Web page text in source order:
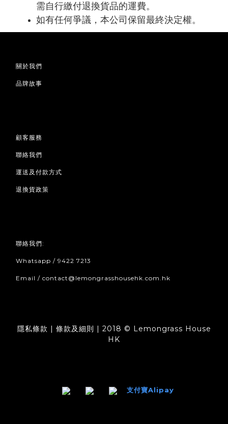
需自行繳付退換貨品的運費。
如有任何爭議，本公司保留最終決定權。
關於我們
品牌故事
顧客服務
聯絡我們
運送及付款方式
退換貨政策
聯絡我們:
Whatsapp / 9422 7213
Email / contact@lemongrasshousehk.com.hk
隱私條款 | 條款及細則 | 2018 © Lemongrass House
HK
支付寶Alipay